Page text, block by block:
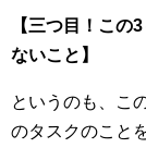
【三つ目！この
ないこと】
というのも、こ
のタスクのこと